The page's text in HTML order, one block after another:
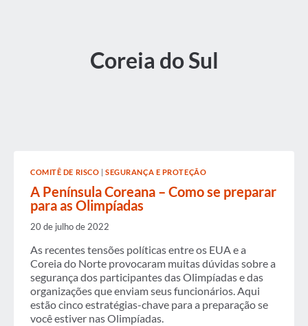
Coreia do Sul
COMITÊ DE RISCO |SEGURANÇA E PROTEÇÃO
A Península Coreana – Como se preparar
para as Olimpíadas
20 de julho de 2022
As recentes tensões políticas entre os EUA e a
Coreia do Norte provocaram muitas dúvidas sobre a
segurança dos participantes das Olimpíadas e das
organizações que enviam seus funcionários. Aqui
estão cinco estratégias-chave para a preparação se
você estiver nas Olimpíadas.